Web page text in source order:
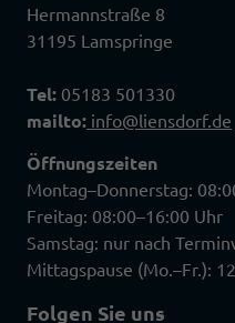
Hermannstraße 8
31195 Lamspringe
Tel: 05183 501330
mailto: info@liensdorf.de
Öffnungszeiten
Montag–Donnerstag:
Freitag: 08:00–16:00 Uhr
Samstag: nur nach
Mittagspause (Mo.–Fr.):
Folgen Sie uns